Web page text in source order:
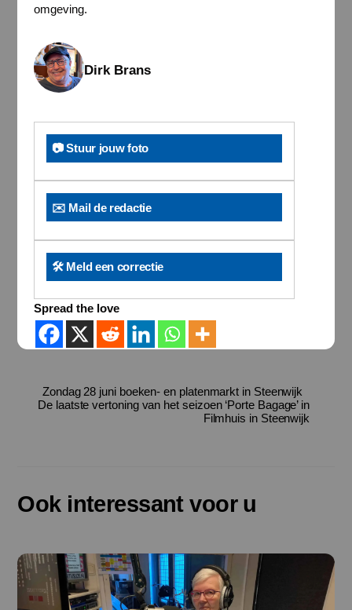
omgeving.
Dirk Brans
📷 Stuur jouw foto
✉️ Mail de redactie
🛠️ Meld een correctie
Spread the love
Zondag 28 juni boeken- en platenmarkt in Steenwijk
De laatste vertoning van het seizoen ‘Porte Bagage’ in
Filmhuis in Steenwijk
Ook interessant voor u